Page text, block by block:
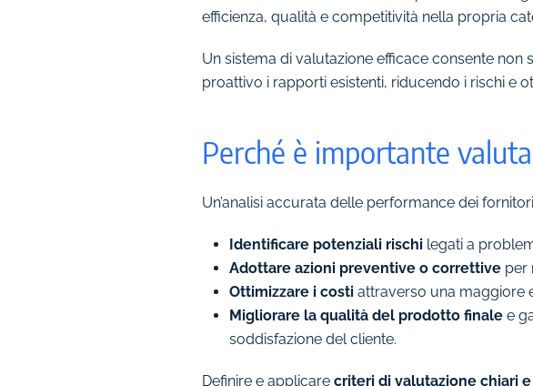
efficienza, qualità e competitività nella propria
Un sistema di valutazione efficace consente
proattivo i rapporti esistenti, riducendo i rischi e
Perché è importante
Un’analisi accurata delle performance dei
Identificare potenziali rischi legati a
Adottare azioni preventive o correttive per
Ottimizzare i costi attraverso una maggiore
Migliorare la qualità del prodotto finale e
soddisfazione del cliente.
Definire e applicare criteri di valutazione chiari